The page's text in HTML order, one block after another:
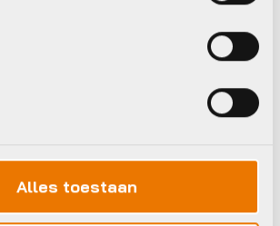
Alles toestaan